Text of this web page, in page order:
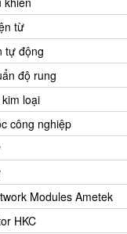
từ
tự động
độ rung
loại
công nghiệp
Modules Ametek
HKC